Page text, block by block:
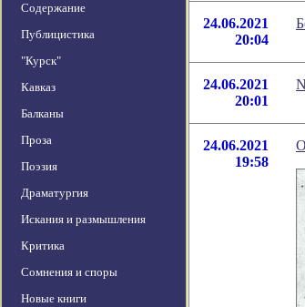
Содержание
Публицистика
"Курск"
Кавказ
Балканы
Проза
Поэзия
Драматургия
Искания и размышления
Критика
Сомнения и споры
Новые книги
24.06.2021
20:04
24.06.2021
20:01
24.06.2021
19:58